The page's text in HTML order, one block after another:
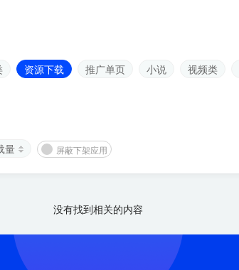
资源下载 推广单页 小说 视频类
量 屏蔽下架应用
没有找到相关的内容